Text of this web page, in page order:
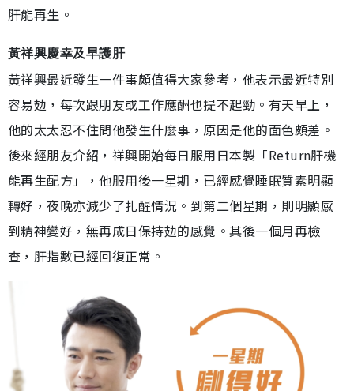
肝能再生。
黃祥興慶幸及早護肝
黃祥興最近發生一件事頗值得大家參考，他表示最近特別
容易攰，每次跟朋友或工作應酬也提不起勁。有天早上，
他的太太忍不住問他發生什麼事，原因是他的面色頗差。
後來經朋友介紹，祥興開始每日服用日本製「Return肝機
能再生配方」，他服用後一星期，已經感覺睡眠質素明顯
轉好，夜晚亦減少了扎醒情況。到第二個星期，則明顯感
到精神變好，無再成日保持攰的感覺。其後一個月再檢
查，肝指數已經回復正常。